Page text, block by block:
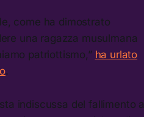
come ha dimostrato
una ragazza musulmana
patriottismo,” ha urlato
.
indiscussa del fallimento a